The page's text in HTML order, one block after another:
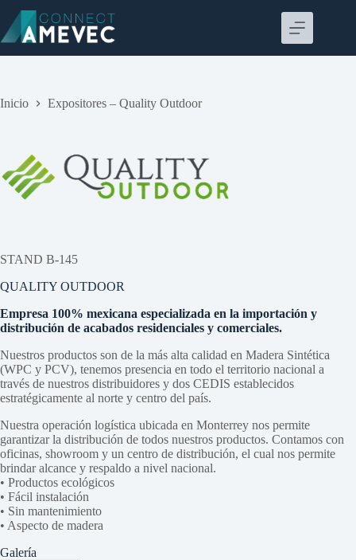
contenido
Inicio Expositores – Quality Outdoor
STAND B-145
QUALITY OUTDOOR
Empresa 100% mexicana especializada en la importación y
distribución de acabados residenciales y comerciales.
Nuestros productos son de la más alta calidad en Madera Sintética
(WPC y PCV), tenemos presencia en todo el territorio nacional a
través de nuestros distribuidores y dos CEDIS establecidos
estratégicamente al norte y centro del país.
Nuestra operación logística ubicada en Monterrey nos permite
garantizar la distribución de todos nuestros productos. Contamos con
oficinas, showroom y un centro de distribución, el cual nos permite
brindar alcance y respaldo a nivel nacional.
• Productos ecológicos
• Fácil instalación
• Sin mantenimiento
• Aspecto de madera
Galería